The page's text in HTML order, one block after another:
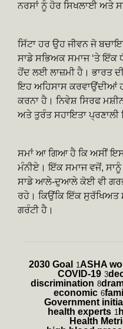
ਨਰਸਾਂ ਨੂੰ ਹੋਰ ਸਿਖਲਾਈ ਅਤੇ
ਸਿੱਟਾ ਹਰ ਉਹ ਜੀਵਨ ਜੋ
ਸਾਡੇ ਸਭਿਅਕ ਸਮਾਜ ‘ਤੇ ਇੱਕ
ਹੋਂਦ ਲਈ ਲਾਜ਼ਮੀ ਹੈ। ਭਾਰਤ
ਇਹ ਅਹਿਸਾਸ ਕਰਵਾਉਂਦੀਆਂ
ਕਰਨਾ ਹੈ। ਨਿਵੇਸ਼ ਸਿਰਫ
ਅਤੇ ਤੁਰੰਤ ਸਹਾਇਤਾ ਪ੍ਰਣਾਲੀ
ਸਮਾਂ ਆ ਗਿਆ ਹੈ ਕਿ ਅਸੀਂ ਇਸ
ਮੰਨੀਏ। ਇੱਕ ਸਮਾਜ ਵਜੋਂ, ਸਾਨੂੰ
ਸਾਡੇ ਆਲੇ-ਦੁਆਲੇ ਕੋਈ ਵੀ
ਰਹੇ। ਕਿਉਂਕਿ ਇੱਕ ਸੁਰੱਖਿਅਤ
ਗਰੰਟੀ ਹੈ।
2030 Goal 1 ASHA
COVID-19 3
discrimination 8
economic 6
Government
health experts 1
Health